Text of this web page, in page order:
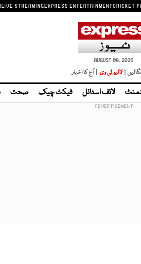
LIVE STREAMINGEXPRESS ENTERTAINMENTCRICKET
AUGUST 08, 2026
| لائیو ٹی وی | آج کا اخبار
لائف اسٹائل فیکٹ چیک صحت